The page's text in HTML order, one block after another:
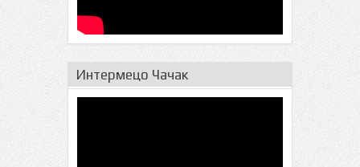
Интермецо Чачак